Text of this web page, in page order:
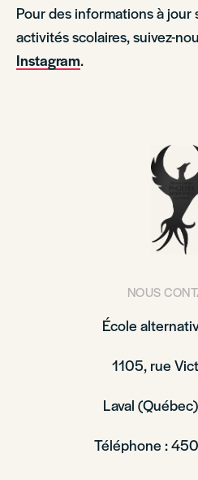
Pour des informations à jour
activités scolaires, suivez-
Instagram.
NOUS
École
1105, rue
Laval
Téléphone :